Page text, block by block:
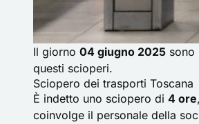
Il giorno 04 giugno 2025 sono
questi scioperi.
Sciopero dei trasporti Toscana
È indetto uno sciopero di 4 ore
coinvolge il personale della